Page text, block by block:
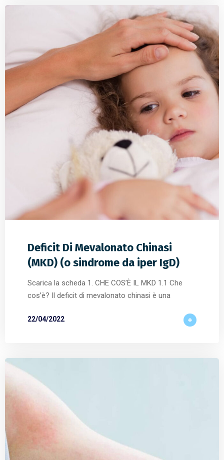
Deficit Di Mevalonato Chinasi
(MKD) (o sindrome da iper IgD)
Scarica la scheda 1. CHE COS’È IL MKD 1.1 Che
cos’è? Il deficit di mevalonato chinasi è una
22/04/2022